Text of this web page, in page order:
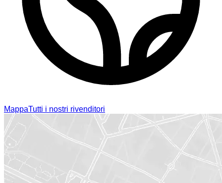
MappaTutti i nostri rivenditori